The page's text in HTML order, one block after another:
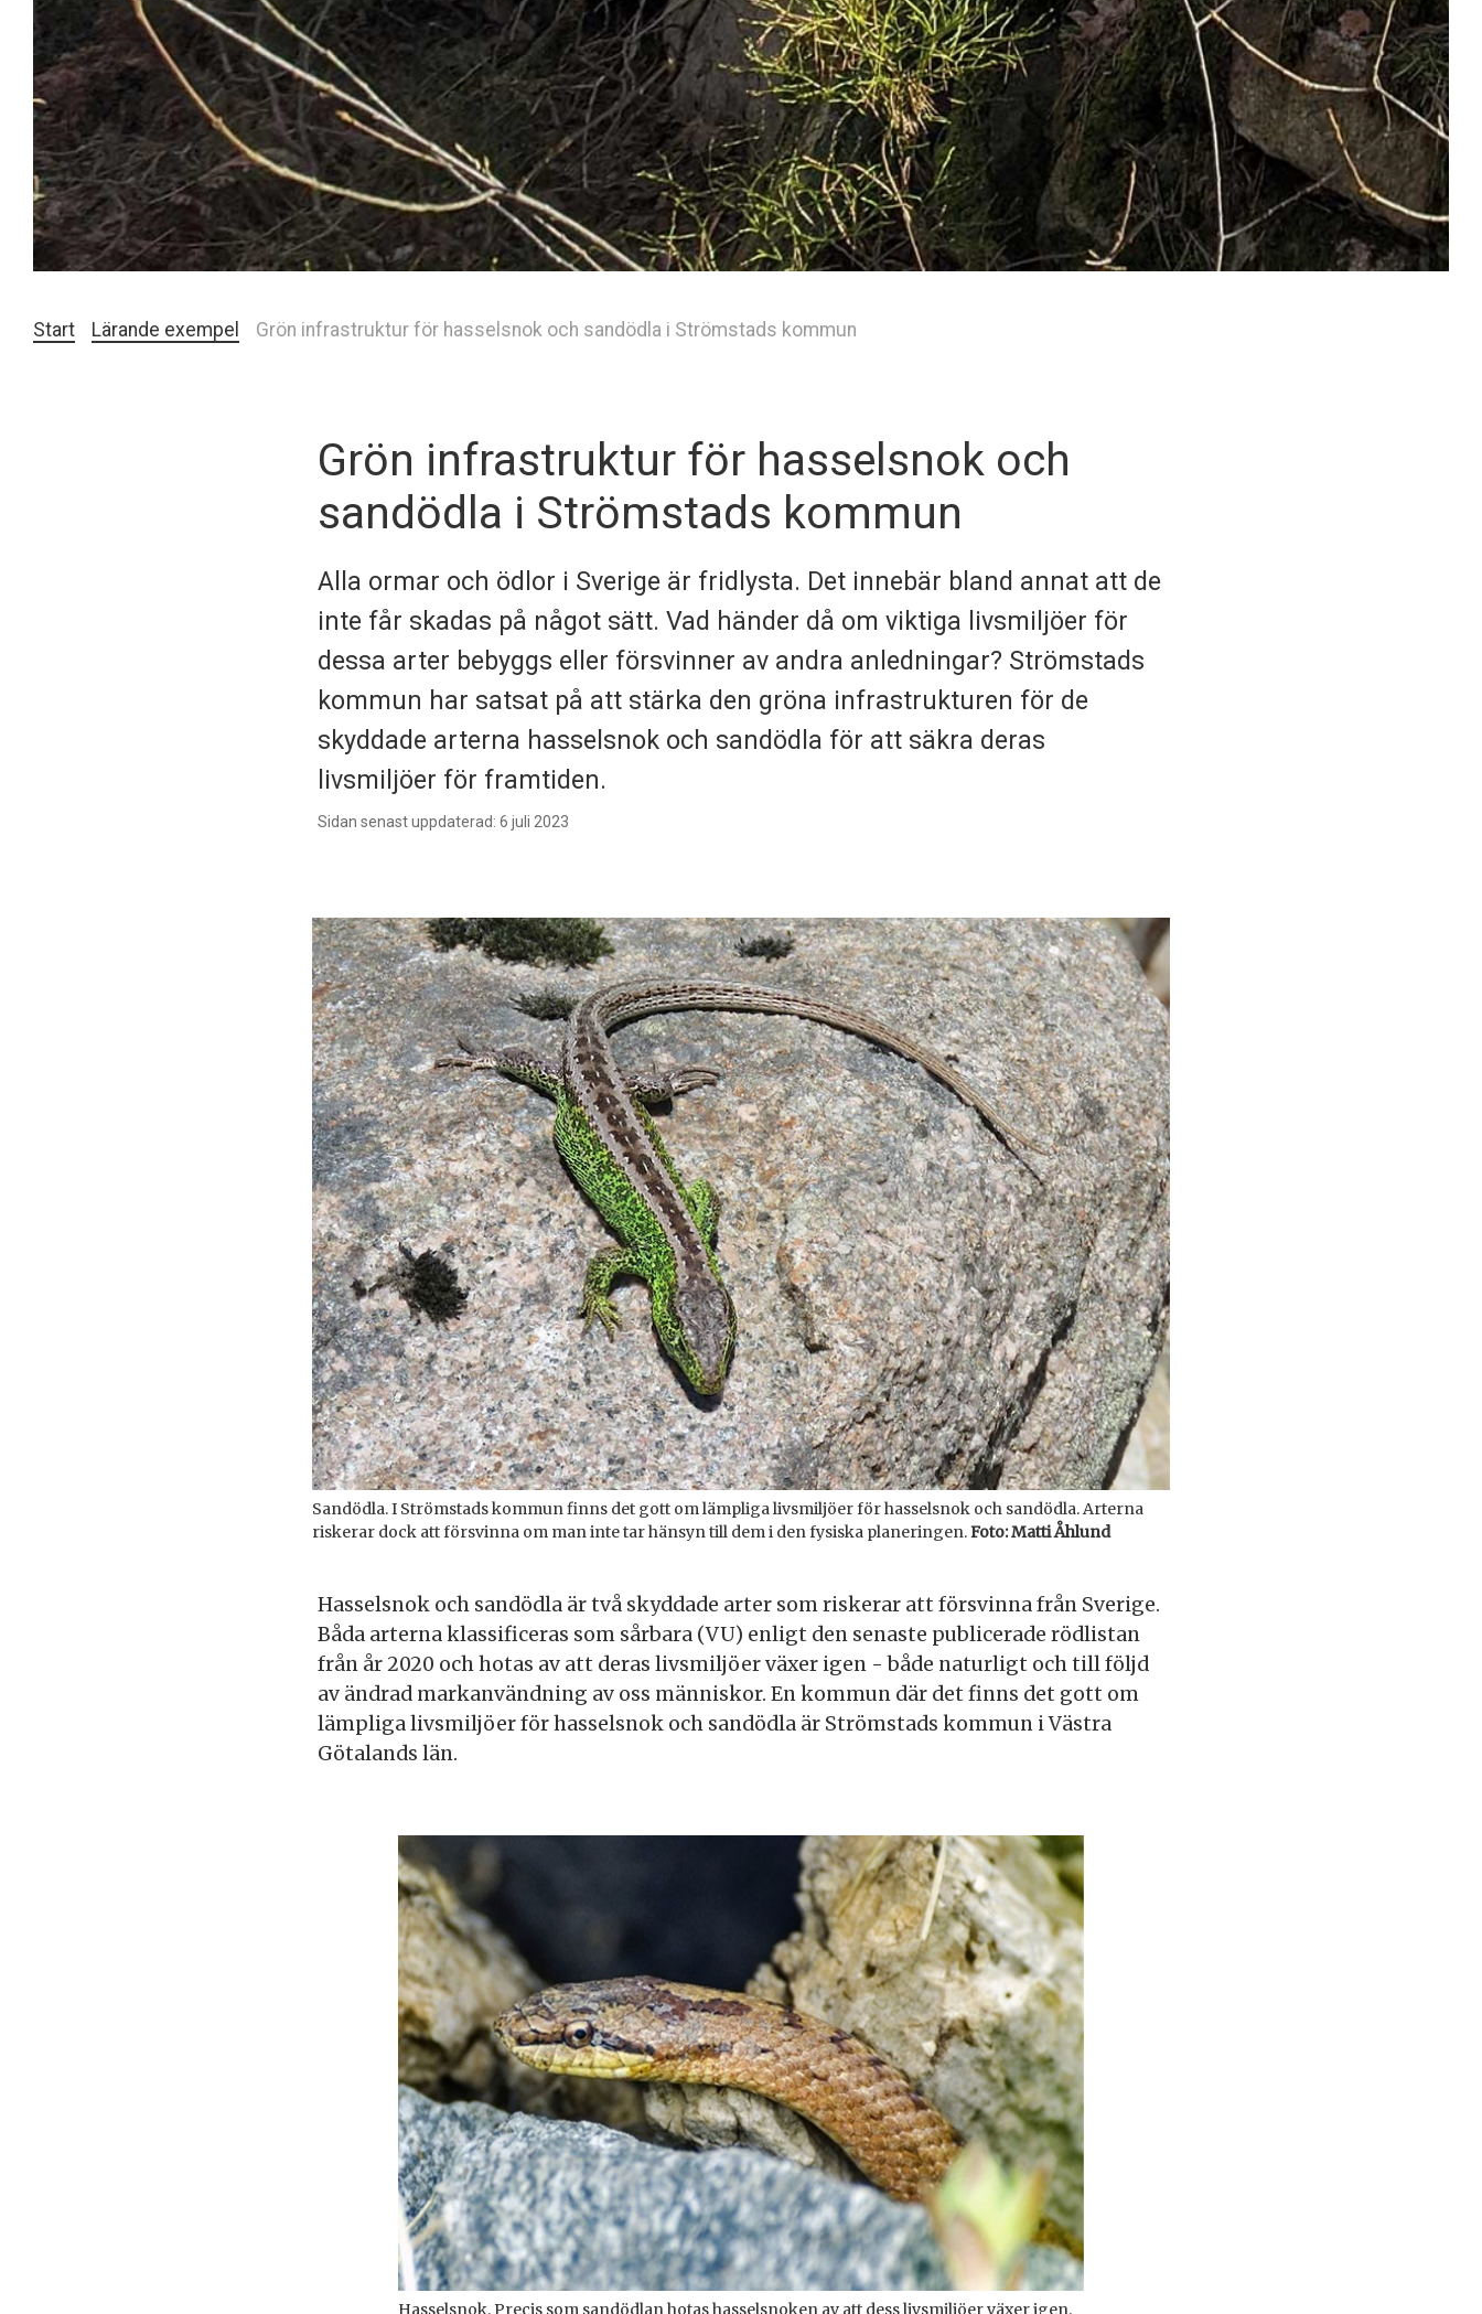
Start Lärande exempel Grön infrastruktur för hasselsnok och sandödla i Strömstads kommun
Grön infrastruktur för hasselsnok och
sandödla i Strömstads kommun
Alla ormar och ödlor i Sverige är fridlysta. Det innebär bland annat att de
inte får skadas på något sätt. Vad händer då om viktiga livsmiljöer för
dessa arter bebyggs eller försvinner av andra anledningar? Strömstads
kommun har satsat på att stärka den gröna infrastrukturen för de
skyddade arterna hasselsnok och sandödla för att säkra deras
livsmiljöer för framtiden.
Sidan senast uppdaterad: 6 juli 2023
Sandödla. I Strömstads kommun finns det gott om lämpliga livsmiljöer för hasselsnok och sandödla. Arterna
riskerar dock att försvinna om man inte tar hänsyn till dem i den fysiska planeringen.Foto: Matti Åhlund
Hasselsnok och sandödla är två skyddade arter som riskerar att försvinna från Sverige.
Båda arterna klassificeras som sårbara (VU) enligt den senaste publicerade rödlistan
från år 2020 och hotas av att deras livsmiljöer växer igen - både naturligt och till följd
av ändrad markanvändning av oss människor. En kommun där det finns det gott om
lämpliga livsmiljöer för hasselsnok och sandödla är Strömstads kommun i Västra
Götalands län.
Hasselsnok. Precis som sandödlan hotas hasselsnoken av att dess livsmiljöer växer igen.